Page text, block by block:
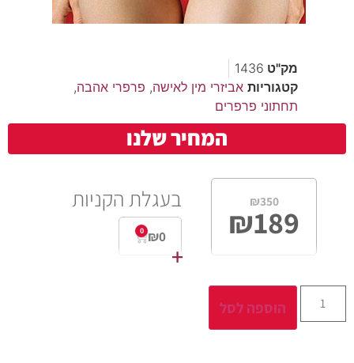
המחיר שלנו
₪350
₪189
בעגלת הקניות
₪0
0
+
הוספה לסל
מק"ט 1436
קטגוריות אביזרי מין לאישה, פרפרי אהבה,
תחתוני פרפרים